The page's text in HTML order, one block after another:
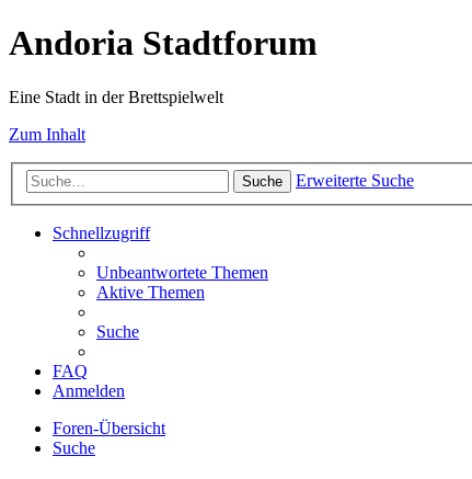
Andoria Stadtforum
Eine Stadt in der Brettspielwelt
Zum Inhalt
Suche Erweiterte Suche
Schnellzugriff
Unbeantwortete Themen
Aktive Themen
Suche
FAQ
Anmelden
Foren-Übersicht
Suche